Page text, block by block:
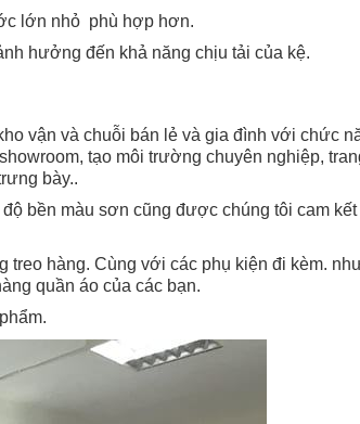
lớn nhỏ phù hợp hơn.
hưởng đến khả năng chịu tải của kệ.
vận và chuỗi bán lẻ và gia đình với chức
tạo môi trường chuyên nghiệp,
bày..
bền màu sơn cũng được chúng tôi cam
hàng. Cùng với các phụ kiện đi kèm.
quần áo của các bạn.